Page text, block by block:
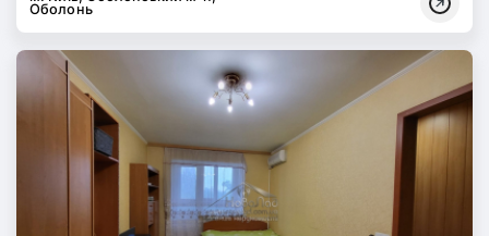
Оболонь